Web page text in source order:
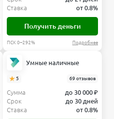
Ставка
от 0.8%
Получить деньги
ПСК 0–292% Подробнее
Умные наличные
5 69 отзывов
Сумма
до 30 000 ₽
Срок
до 30 дней
Ставка
от 0.8%